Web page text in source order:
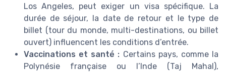
Los Angeles, peut exiger un visa spécifique. La
durée de séjour, la date de retour et le type de
billet (tour du monde, multi-destinations, ou billet
ouvert) influencent les conditions d’entrée.
Vaccinations et santé : Certains pays, comme la
Polynésie française ou l’Inde (Taj Mahal),